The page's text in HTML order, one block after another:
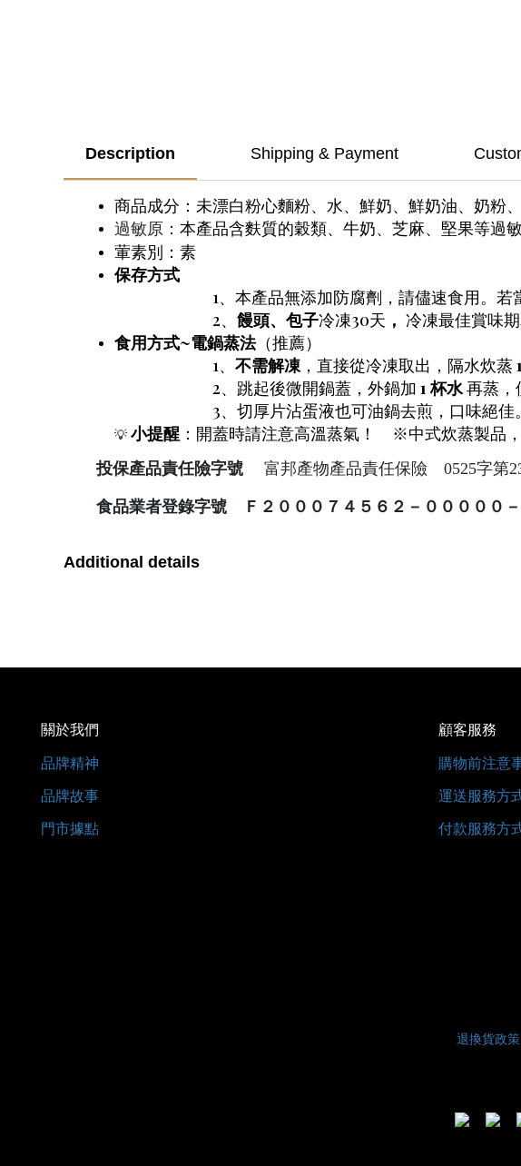
Description Shipping & Payment
商品成分：未漂白粉心麵粉、水、鮮奶、鮮奶油、奶粉
過敏原： 本產品含麩質的穀類、牛奶、芝麻、堅果等過
葷素別：素
保存方式
1、本產品無添加防腐劑，請儘速食用。若當日
2、 饅頭、包子冷凍30天 ， 冷凍最佳賞味
食用方式~電鍋蒸法（推薦）
1、 不需解凍，直接從冷凍取出，隔水炊蒸
2、跳起後微開鍋蓋，外鍋加 1 杯水再蒸，
3、切厚片沾蛋液也可油鍋去煎，口味絕佳。
💡 小提醒 ：開蓋時請注意高溫蒸氣！ ※中式炊蒸製品，
投保產品責任險字號 富邦產物產品責任保險 0525字第
食品業者登錄字號 Ｆ２０００７４５６２－０００００－
Additional details
關於我們
品牌精神
品牌故事
門市據點
顧客服務
購物前注意
運送服務方
付款服務方
退換貨政策